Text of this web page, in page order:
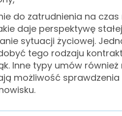
do zatrudnienia na czas
daje perspektywę
sytuacji życiowej.
tego rodzaju
Inne typy umów również
możliwość